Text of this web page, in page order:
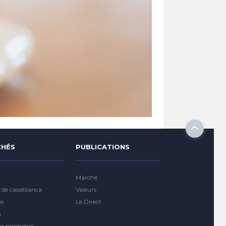
de casablanca
PUBLICATIONS
Marché
Valeurs
Le Direct